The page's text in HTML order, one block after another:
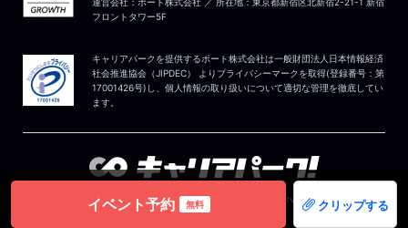
イベント予約 無料 クリップする